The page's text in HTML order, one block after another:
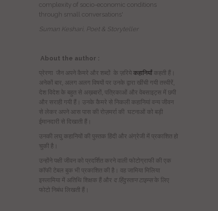
complexity of socio-economic conditions
through small conversations'
Suman Keshari, Poet & Storyteller
About the author :
प्रेरणा जैन अपने कैमरे और शब्दों के ज़रियेकहानियाँ कहती हैं।
अनेकों बार अलग अलग विषयों पर उनके द्वारा खींची गयी तस्वीरें
देश विदेश के बहुत से अख़बारों ,पत्रिकाओं और वेबसाइट्स में छपी
और सराही गयी हैं। उनके कैमरे से निकली कहानियां वन्य जीवन
से लेकर अपने आस पास की रोज़मर्रा की घटनाओं को बड़ी
ईमानदारी से दिखाती हैं।
उनकी लघु कहानियों की पुस्तक हिंदी और अंग्रेजी में प्रकाशित हो
चुकी है।
उन्होंने पक्षी जीवन को प्रदर्शित करने वाली फोटोग्राफी की एक
कॉफी टेबल बुक भी प्रकाशित की है। वह जामिया मिलिया
इस्लामिया में अतिथि शिक्षक हैं और द हिंदुस्तान टाइम्सके लिए
फोटो निबंध लिखती हैं।